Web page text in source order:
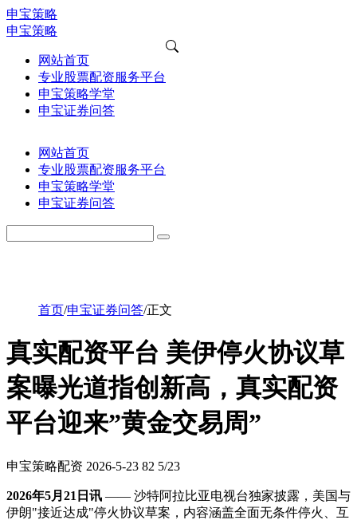
申宝策略
申宝策略
网站首页
专业股票配资服务平台
申宝策略学堂
申宝证券问答
网站首页
专业股票配资服务平台
申宝策略学堂
申宝证券问答
首页/申宝证券问答/正文
真实配资平台 美伊停火协议草
案曝光道指创新高，真实配资
平台迎来”黄金交易周”
申宝策略配资 2026-5-23 82 5/23
2026年5月21日讯 —— 沙特阿拉比亚电视台独家披露，美国与
伊朗"接近达成"停火协议草案，内容涵盖全面无条件停火、互